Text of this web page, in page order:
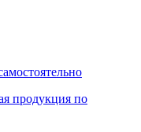
продукция по